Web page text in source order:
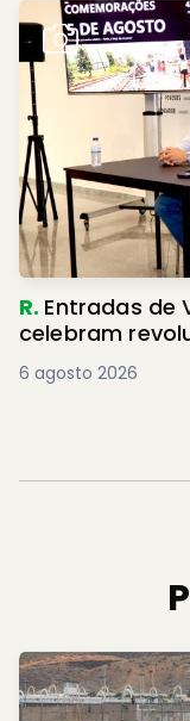
R. Entradas de
celebram
6 agosto 2026